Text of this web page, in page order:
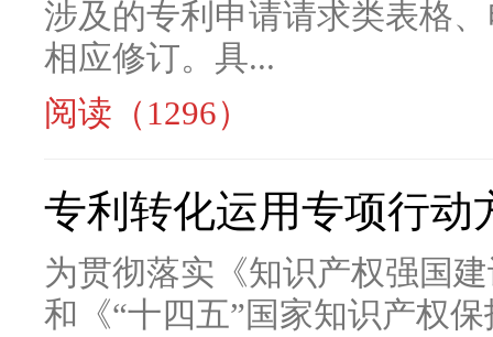
涉及的专利申请请求类表格
相应修订。具...
阅读（1296）
专利转化运用专项行
为贯彻落实《知识产权强国
和《“十四五”国家知识产权